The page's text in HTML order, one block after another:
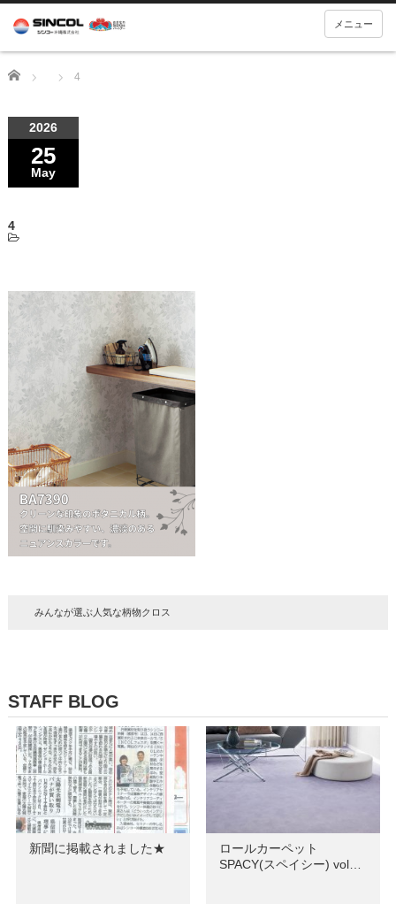
メニュー
Home 4
2026
25
May
4
みんなが選ぶ人気な柄物クロス
STAFF BLOG
新聞に掲載されました★
ロールカーペット
SPACY(スペイシー) vol…